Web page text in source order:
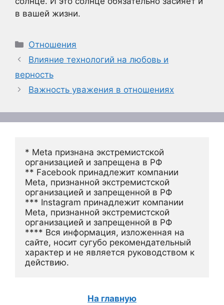
в вашей жизни.
Рубрики
Отношения
Влияние технологий на любовь и
верность
Важность уважения в отношениях
* Meta признана экстремистской
организацией и запрещена в РФ
** Facebook принадлежит компании
Meta, признанной экстремистской
организацией и запрещенной в РФ
*** Instagram принадлежит компании
Meta, признанной экстремистской
организацией и запрещенной в РФ
**** Вся информация, изложенная на
сайте, носит сугубо рекомендательный
характер и не является руководством к
действию.
На главную